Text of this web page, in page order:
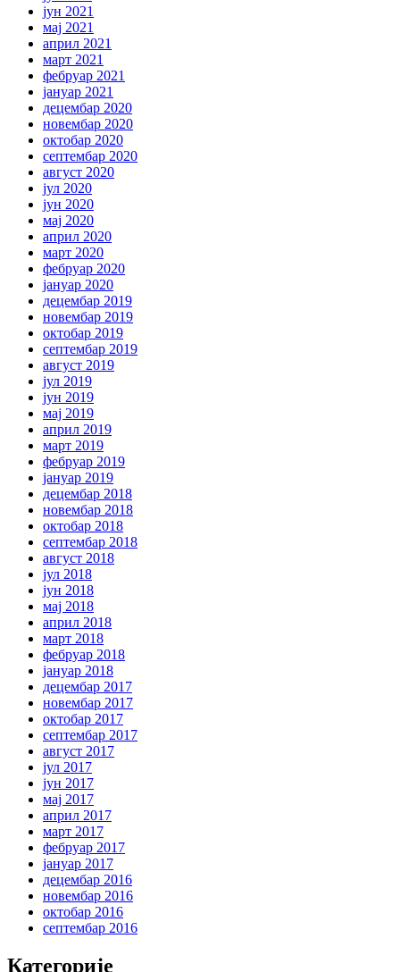
јун 2021
мај 2021
април 2021
март 2021
фебруар 2021
јануар 2021
децембар 2020
новембар 2020
октобар 2020
септембар 2020
август 2020
јул 2020
јун 2020
мај 2020
април 2020
март 2020
фебруар 2020
јануар 2020
децембар 2019
новембар 2019
октобар 2019
септембар 2019
август 2019
јул 2019
јун 2019
мај 2019
април 2019
март 2019
фебруар 2019
јануар 2019
децембар 2018
новембар 2018
октобар 2018
септембар 2018
август 2018
јул 2018
јун 2018
мај 2018
април 2018
март 2018
фебруар 2018
јануар 2018
децембар 2017
новембар 2017
октобар 2017
септембар 2017
август 2017
јул 2017
јун 2017
мај 2017
април 2017
март 2017
фебруар 2017
јануар 2017
децембар 2016
новембар 2016
октобар 2016
септембар 2016
Категорије